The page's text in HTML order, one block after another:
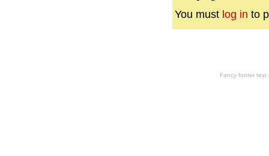
You must log in to
Fancy footer